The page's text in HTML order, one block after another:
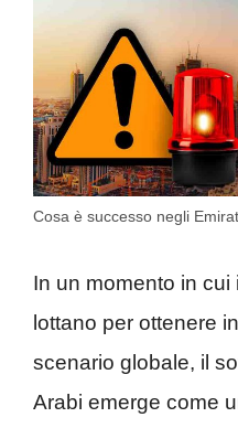
Cosa è successo negli
In un momento in
lottano per ottenere
scenario globale, il
Arabi emerge come